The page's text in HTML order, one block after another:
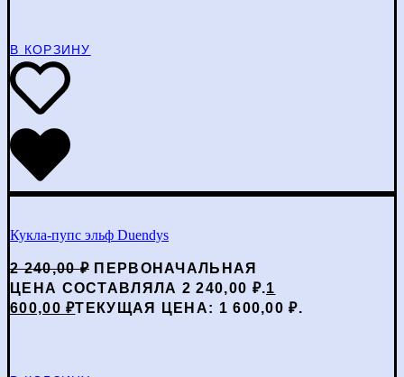
В КОРЗИНУ
Кукла-пупс эльф Duendys
2 240,00₽ ПЕРВОНАЧАЛЬНАЯ
ЦЕНА СОСТАВЛЯЛА 2 240,00 ₽.1
600,00₽ТЕКУЩАЯ ЦЕНА: 1 600,00 ₽.